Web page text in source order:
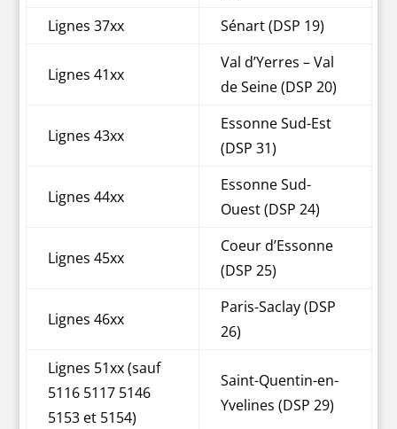
Lignes 37xx
Sénart (DSP 19)
Lignes 41xx
Val d’Yerres – Val
de Seine (DSP 20)
Lignes 43xx
Essonne Sud-Est
(DSP 31)
Lignes 44xx
Essonne Sud-
Ouest (DSP 24)
Lignes 45xx
Coeur d’Essonne
(DSP 25)
Lignes 46xx
Paris-Saclay (DSP
26)
Lignes 51xx (sauf
5116 5117 5146
5153 et 5154)
Saint-Quentin-en-
Yvelines (DSP 29)